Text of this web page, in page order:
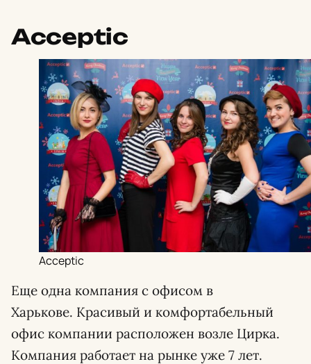
Acceptic
Acceptic
Еще одна компания с офисом в
Харькове. Красивый и комфортабельный
офис компании расположен возле Цирка.
Компания работает на рынке уже 7 лет.